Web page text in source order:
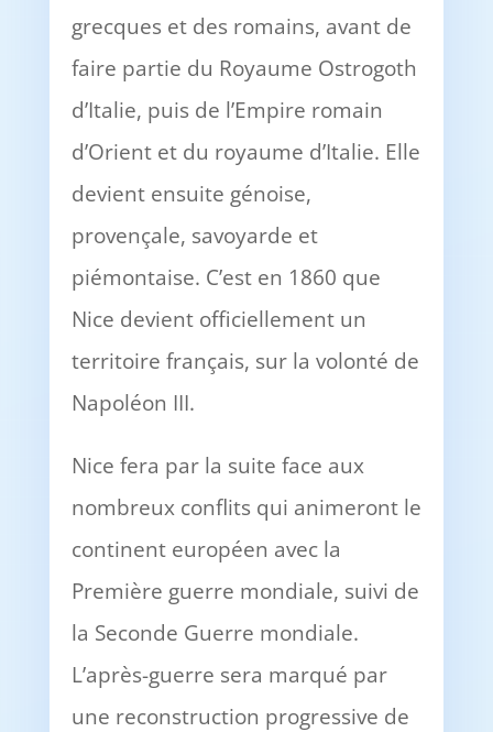
grecques et des romains, avant de
faire partie du Royaume Ostrogoth
d’Italie, puis de l’Empire romain
d’Orient et du royaume d’Italie. Elle
devient ensuite génoise,
provençale, savoyarde et
piémontaise. C’est en 1860 que
Nice devient officiellement un
territoire français, sur la volonté de
Napoléon III.
Nice fera par la suite face aux
nombreux conflits qui animeront le
continent européen avec la
Première guerre mondiale, suivi de
la Seconde Guerre mondiale.
L’après-guerre sera marqué par
une reconstruction progressive de